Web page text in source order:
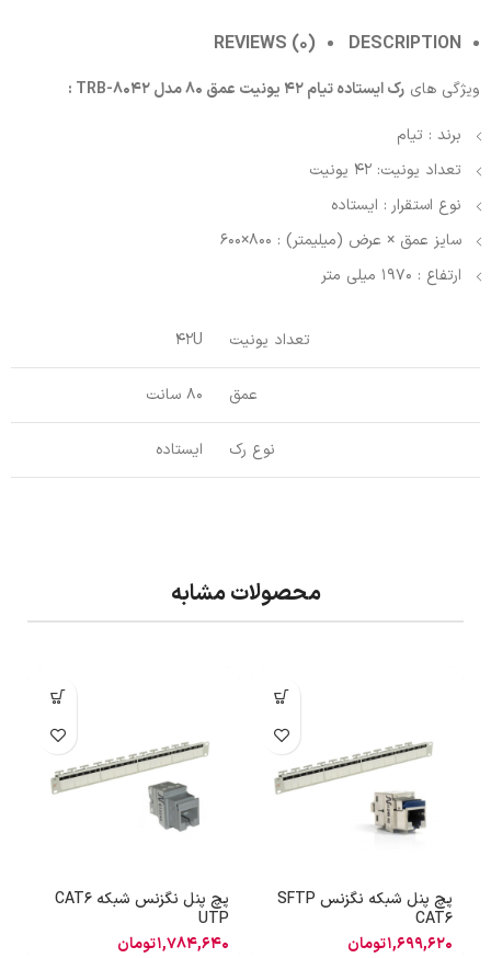
DESCRIPTION
REVIEWS (0)
ویژگی های رک ایستاده تیام 42 یونیت عمق 80 مدل TRB-8042 :
برند : تیام
تعداد یونیت: 42 یونیت
نوع استقرار : ایستاده
سایز عمق × عرض (میلیمتر) : 800×600
ارتفاع : 1970 میلی متر
تعداد یونیت 42U
عمق 80 سانت
نوع رک ایستاده
محصولات مشابه
پچ پنل شبکه نگزنس SFTP
CAT6
1,699,620تومان
پچ پنل نگزنس شبکه CAT6
UTP
1,784,640تومان